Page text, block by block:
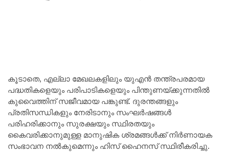
കൂടാതെ, എല്ലാ മേഖലകളിലും യുഎൻ തന്ത്രപരമായ
പദ്ധതികളെയും പരിപാടികളെയും പിന്തുണയ്ക്കുന്നതിൽ
കുവൈത്തിന് സജീവമായ പങ്കുണ്ട്. ദുരന്തങ്ങളും
പ്രതിസന്ധികളും നേരിടാനും സംഘർഷങ്ങൾ
പരിഹരിക്കാനും സുരക്ഷയും സ്ഥിരതയും
കൈവരിക്കാനുമുള്ള മാനുഷിക ശ്രമങ്ങൾക്ക് നിർണായക
സംഭാവന നൽകുമെന്നും ഹിസ് ഹൈനസ് സ്ഥിരീകരിച്ചു.